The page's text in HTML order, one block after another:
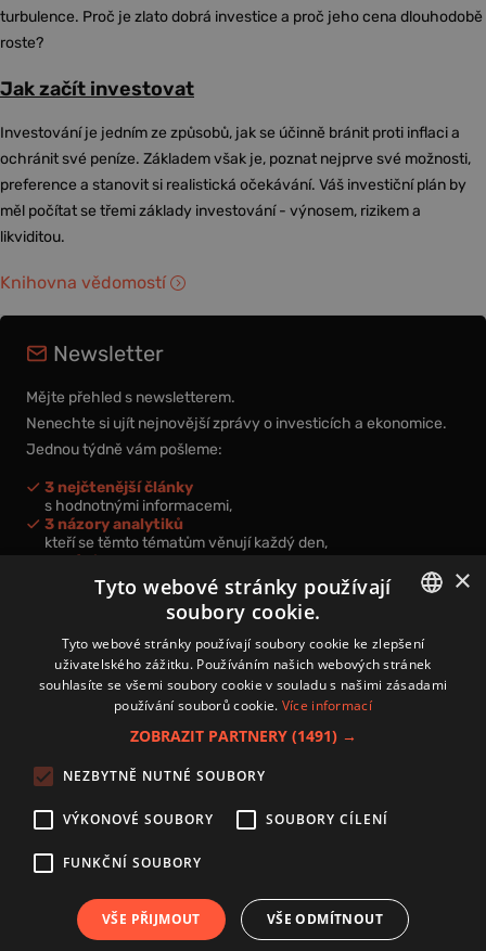
turbulence. Proč je zlato dobrá investice a proč jeho cena dlouhodobě
roste?
Jak začít investovat
Investování je jedním ze způsobů, jak se účinně bránit proti inflaci a
ochránit své peníze. Základem však je, poznat nejprve své možnosti,
preference a stanovit si realistická očekávání. Váš investiční plán by
měl počítat se třemi základy investování - výnosem, rizikem a
likviditou.
Knihovna vědomostí
Newsletter
Mějte přehled s newsletterem.
Nenechte si ujít nejnovější zprávy o investicích a ekonomice.
Jednou týdně vám pošleme:
3 nejčtenější články
s hodnotnými informacemi,
3 názory analytiků
kteří se těmto tématům věnují každý den,
nová videa a podcasty
k prohloubení vašich znalostí.
Přihlášením k newsletteru vyjadřujete svůj souhlas spodmínkami
zpracování osobních údajů.
Zásady používání souborů cookies
Autoři
Nastavení cookies
CZECH
×
Tyto webové stránky používají
soubory cookie.
Tyto webové stránky používají soubory cookie ke zlepšení
uživatelského zážitku. Používáním našich webových stránek
souhlasíte se všemi soubory cookie v souladu s našimi zásadami
používání souborů cookie. Více informací
ZOBRAZIT PARTNERY (1491) →
NEZBYTNĚ NUTNÉ SOUBORY
VÝKONOVÉ SOUBORY SOUBORY CÍLENÍ
FUNKČNÍ SOUBORY
VŠE PŘIJMOUT VŠE ODMÍTNOUT